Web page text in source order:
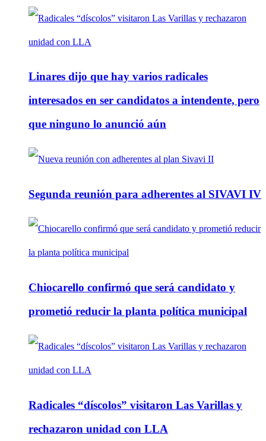
Linares dijo que hay varios radicales
interesados en ser candidatos a intendente, pero
que ninguno lo anunció aún
Segunda reunión para adherentes al SIVAVI IV
Chiocarello confirmó que será candidato y
prometió reducir la planta política municipal
Radicales “díscolos” visitaron Las Varillas y
rechazaron unidad con LLA